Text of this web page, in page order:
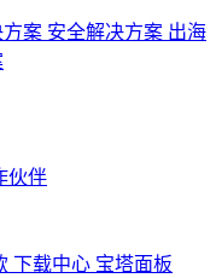
案 安全解决方案 出海
伙伴
下载中心 宝塔面板